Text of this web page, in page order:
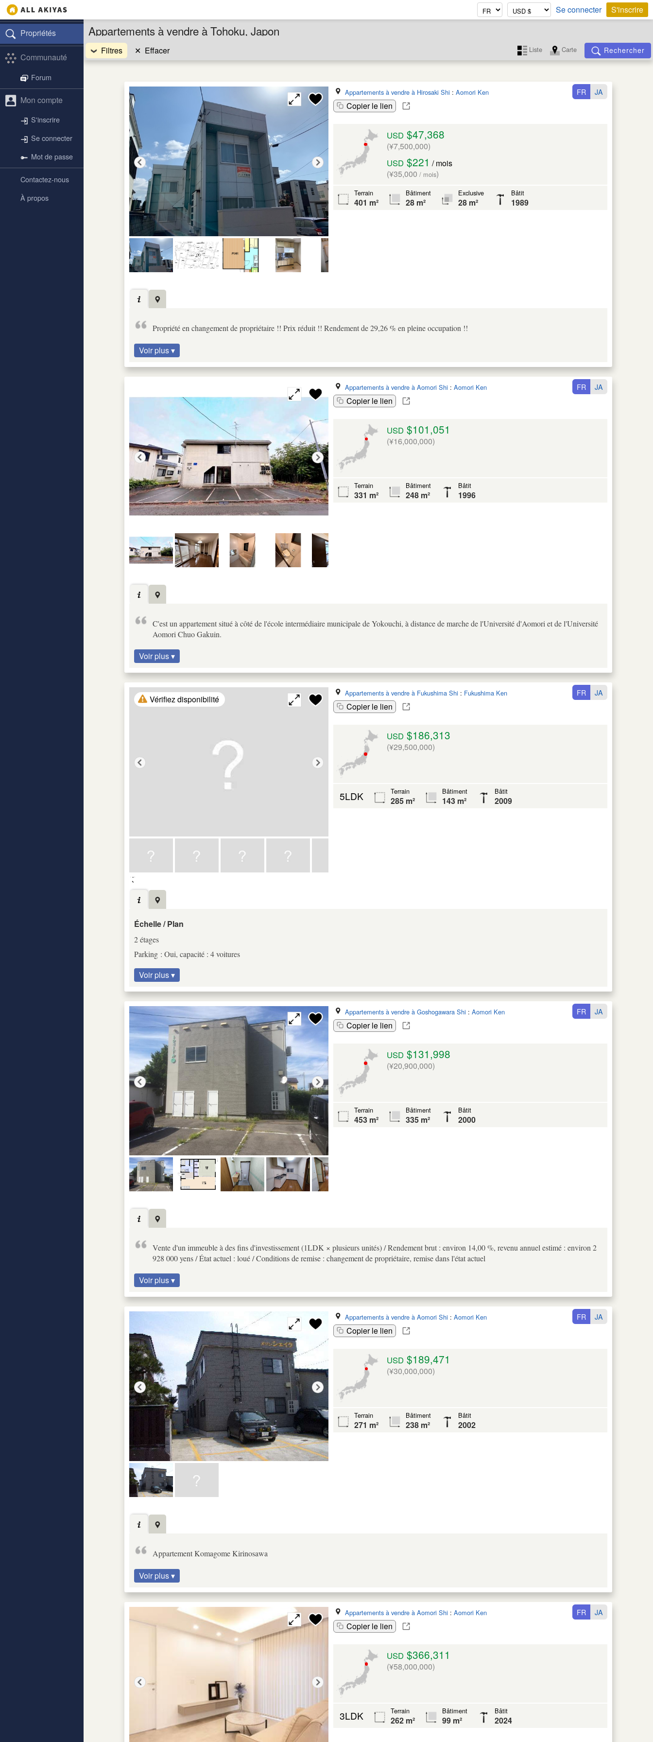
Se connecter S'inscrire
Propriétés
Communauté
Forum
Mon compte
S'inscrire
Se connecter
Mot de passe
Contactez-nous
À propos
Appartements à vendre à Tohoku, Japon
Filtres ✕ Effacer Liste Carte Rechercher
Appartements à vendre à Hirosaki Shi : Aomori Ken
Copier le lien
FR JA
USD $47,368
(¥7,500,000)
USD $221 / mois
(¥35,000 / mois)
Terrain
401 m²
Bâtiment
28 m²
Exclusive
28 m²
Bâtit
1989
Propriété en changement de propriétaire !! Prix réduit !! Rendement de 29,26 % en pleine occupation !!
Voir plus ▾
Appartements à vendre à Aomori Shi : Aomori Ken
Copier le lien
FR JA
USD $101,051
(¥16,000,000)
Terrain
331 m²
Bâtiment
248 m²
Bâtit
1996
C'est un appartement situé à côté de l'école intermédiaire municipale de Yokouchi, à distance de marche de l'Université d'Aomori et de l'Université
Aomori Chuo Gakuin.
Voir plus ▾
Vérifiez disponibilité
Appartements à vendre à Fukushima Shi : Fukushima Ken
Copier le lien
FR JA
USD $186,313
(¥29,500,000)
5LDK Terrain
285 m²
Bâtiment
143 m²
Bâtit
2009
Échelle / Plan
2 étages
Parking : Oui, capacité : 4 voitures
Voir plus ▾
Appartements à vendre à Goshogawara Shi : Aomori Ken
Copier le lien
FR JA
USD $131,998
(¥20,900,000)
Terrain
453 m²
Bâtiment
335 m²
Bâtit
2000
Vente d'un immeuble à des fins d'investissement (1LDK × plusieurs unités) / Rendement brut : environ 14,00 %, revenu annuel estimé : environ 2
928 000 yens / État actuel : loué / Conditions de remise : changement de propriétaire, remise dans l'état actuel
Voir plus ▾
Appartements à vendre à Aomori Shi : Aomori Ken
Copier le lien
FR JA
USD $189,471
(¥30,000,000)
Terrain
271 m²
Bâtiment
238 m²
Bâtit
2002
Appartement Komagome Kirinosawa
Voir plus ▾
Appartements à vendre à Aomori Shi : Aomori Ken
Copier le lien
FR JA
USD $366,311
(¥58,000,000)
3LDK Terrain
262 m²
Bâtiment
99 m²
Bâtit
2024